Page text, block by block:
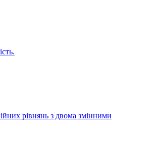
рівнянь з двома змінними